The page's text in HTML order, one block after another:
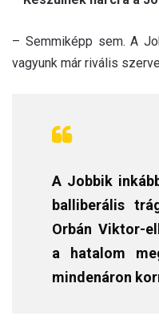
– Semmiképp sem. A
vagyunk már rivális
A Jobbik
balliberális
Orbán Viktor-
a hatalom
mindenáron